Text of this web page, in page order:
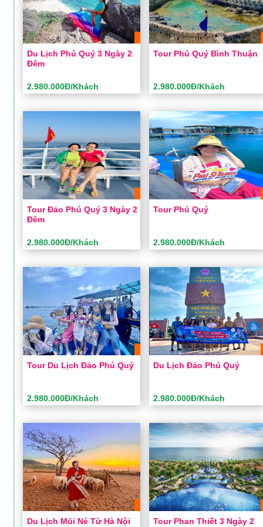
Khách sạn: Tiêu chuẩn
Khởi hành: Sài Gòn
Giá: 2.980.000Đ/Khách
ĐẶT TOUR
Khách sạn: Tiêu chuẩn
Khởi hành: Sài Gòn
Giá: 2.980.000Đ/Khách
Du Lịch Phú Quý 3 Ngày 2
Đêm
2.980.000Đ/Khách
Thời gian:
Phương tiện: Ô tô
Khách sạn: Tiêu chuẩn
Khởi hành: Sài Gòn
Giá: 2.980.000Đ/Khách
ĐẶT TOUR
Tour Phú Quý Bình Thuận
2.980.000Đ/Khách
Thời gian: 3 ngày 2 đêm
Phương tiện: Ô tô
Khách sạn: Tiêu chuẩn
Khởi hành: Sài Gòn
Giá: 2.980.000Đ/Khách
Tour Đảo Phú Quý 3 Ngày 2
Đêm
2.980.000Đ/Khách
Đêm
3 ngày 2 đêm
Phương tiện: Ô tô
Khách sạn: Tiêu chuẩn
Khởi hành: Sài Gòn
Giá: 2.980.000Đ/Khách
Tour Phú Quý
2.980.000Đ/Khách
Thời gian: 3 ngày 2 đêm
Phương tiện:
Khách sạn: Tiêu chuẩn
Khởi hành: Sài Gòn
Giá: 2.980.000Đ/Khách
Tour Du Lịch Đảo Phú Quý
2.980.000Đ/Khách
Thời gian: 3 ngày 2 đêm
Phương tiện: Ô tô
Khách sạn: Tiêu chuẩn
Khởi hành: Sài Gòn
Giá: 2.980.000Đ/Khách
Du Lịch Đảo Phú Quý
2.980.000Đ/Khách
Thời gian: 3 ngày 2 đêm
Phương tiện: Ô tô
Khách sạn: Tiêu chuẩn
Khởi hành: Sài Gòn
Giá:
2.980.000Đ/Khách
Du Lịch Mũi Né Từ Hà Nội
Tour Phan Thiết 3 Ngày 2